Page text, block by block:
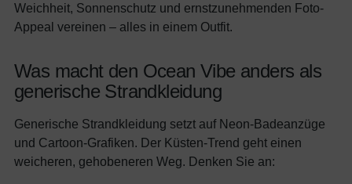
Weichheit, Sonnenschutz und ernstzunehmenden Foto-
Appeal vereinen – alles in einem Outfit.
Was macht den Ocean Vibe anders als
generische Strandkleidung
Generische Strandkleidung setzt auf Neon-Badeanzüge
und Cartoon-Grafiken. Der Küsten-Trend geht einen
weicheren, gehobeneren Weg. Denken Sie an: